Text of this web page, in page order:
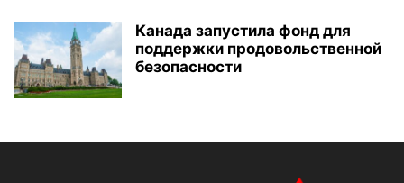
Канада запустила фонд для
поддержки продовольственной
безопасности